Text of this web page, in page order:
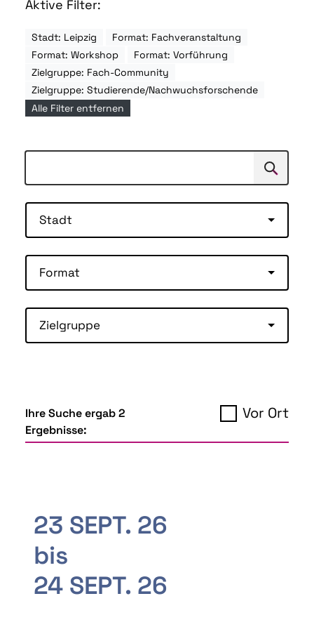
Aktive Filter:
Stadt: Leipzig
Format: Fachveranstaltung
Format: Workshop
Format: Vorführung
Zielgruppe: Fach-Community
Zielgruppe: Studierende/Nachwuchsforschende
Alle Filter entfernen
Suchen
Stadt
Format
Zielgruppe
Ihre Suche ergab 2
Ergebnisse:
Vor Ort
23 SEPT. 26
bis
24 SEPT. 26